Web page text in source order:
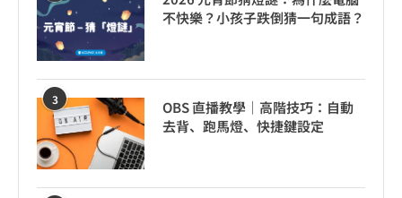
不快樂？小孩子跌倒猜一句成語？
3
OBS 直播教學｜高階技巧：自動
去背、跑馬燈、快捷鍵設定